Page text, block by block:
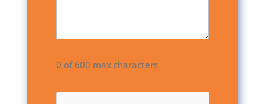
0 of 600 max characters